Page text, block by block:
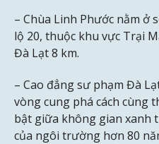
– Chùa Linh Phước nằm ở
lộ 20, thuộc khu vực Trại
Đà Lạt 8 km.
– Cao đẳng sư phạm Đà
vòng cung phá cách cùng
bật giữa không gian xanh
của ngôi trường hơn 80